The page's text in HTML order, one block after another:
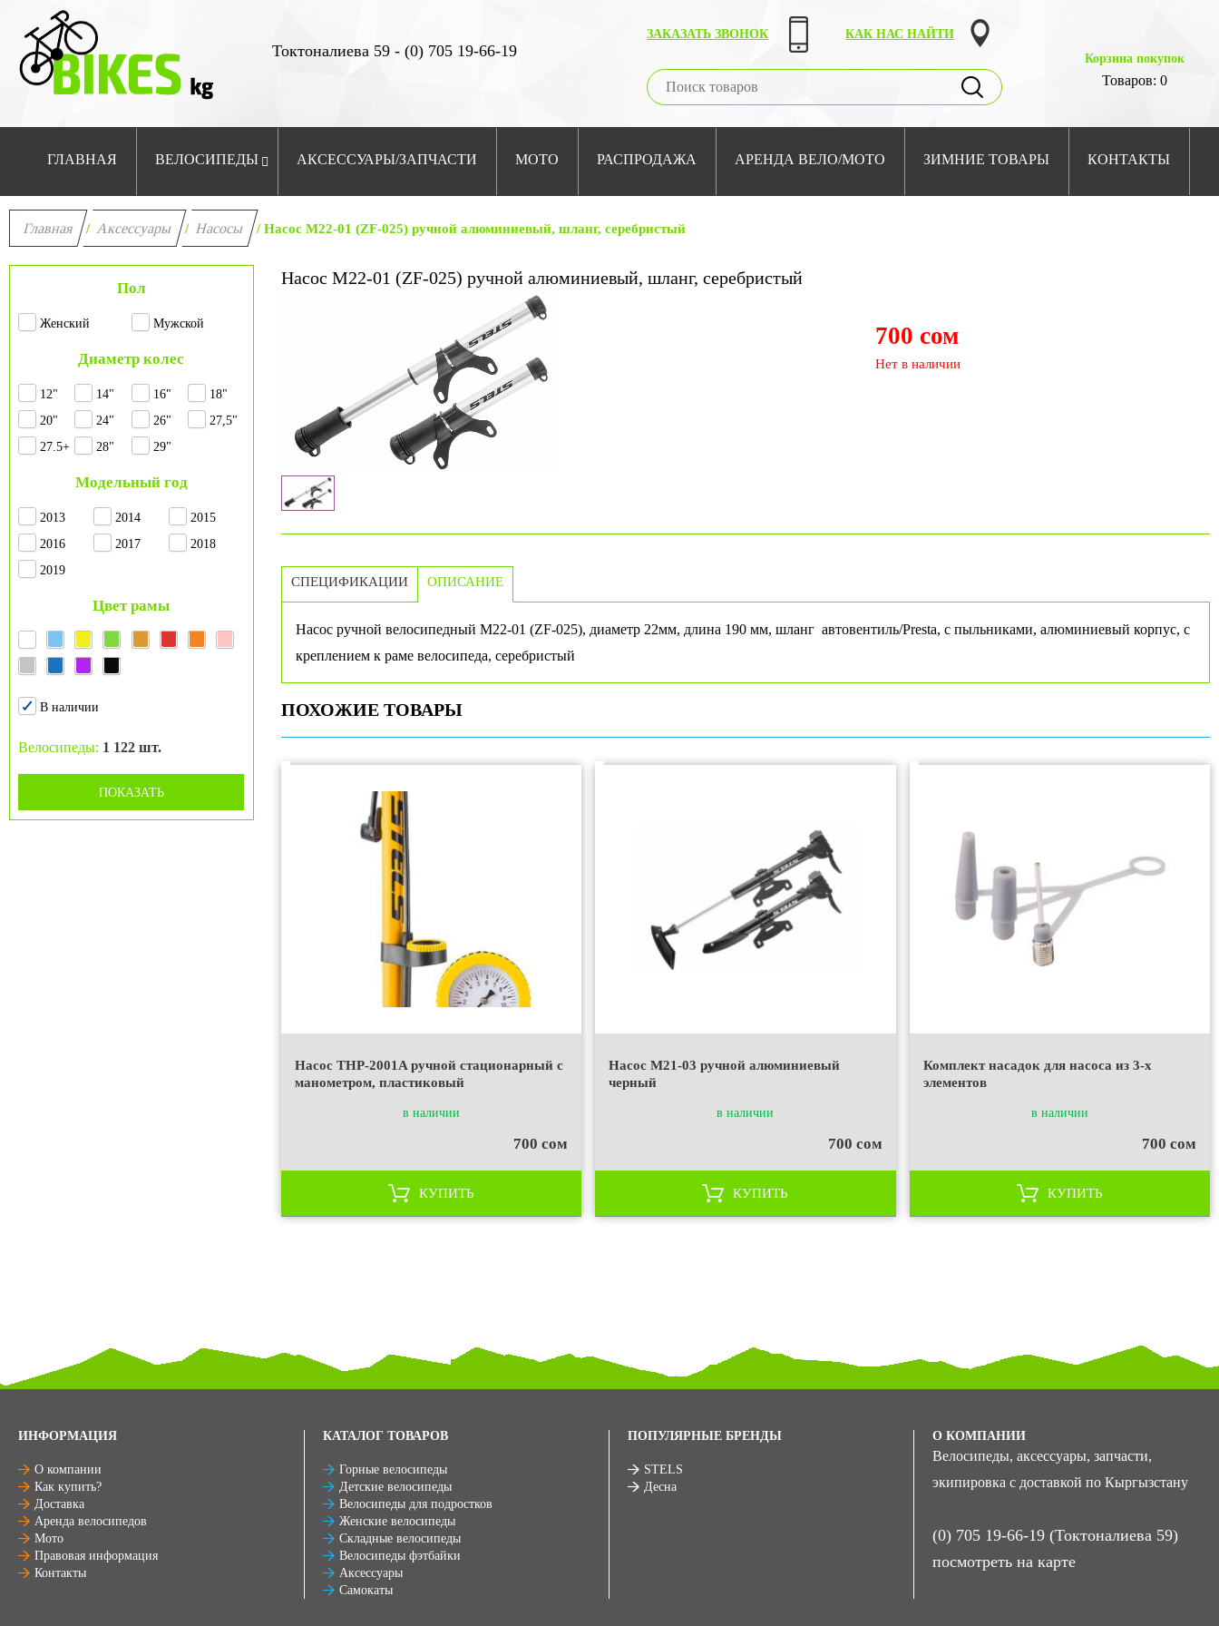
Токтоналиева 59 - (0) 705 19-66-19
ЗАКАЗАТЬ ЗВОНОК
КАК НАС НАЙТИ
Корзина покупок
Товаров: 0
ГЛАВНАЯ ВЕЛОСИПЕДЫ АКСЕССУАРЫ/ЗАПЧАСТИ МОТО РАСПРОДАЖА АРЕНДА ВЕЛО/МОТО ЗИМНИЕ ТОВАРЫ КОНТАКТЫ
Главная / Аксессуары / Насосы / Насос M22-01 (ZF-025) ручной алюминиевый, шланг, серебристый
Пол
Женский Мужской
Диаметр колес
12" 14" 16"
18"
20"
24" 26"
27,5"
27.5+
28" 29"
Модельный год
2013 2014
2015
2016
2017
2018
2019
Цвет рамы
В наличии
Велосипеды: 1 122 шт.
ПОКАЗАТЬ
Насос M22-01 (ZF-025) ручной алюминиевый, шланг, серебристый
700 сом
Нет в наличии
СПЕЦИФИКАЦИИ ОПИСАНИЕ
Насос ручной велосипедный M22-01 (ZF-025), диаметр 22мм, длина 190 мм, шланг автовентиль/Presta, с пыльниками, алюминиевый корпус, с
креплением к раме велосипеда, серебристый
ПОХОЖИЕ ТОВАРЫ
Насос THP-2001A ручной стационарный с
манометром, пластиковый
в наличии
700 сом
КУПИТЬ
Насос M21-03 ручной алюминиевый
черный
в наличии
700 сом
КУПИТЬ
Комплект насадок для насоса из 3-х
элементов
в наличии
700 сом
КУПИТЬ
ИНФОРМАЦИЯ
О компании
Как купить?
Доставка
Аренда велосипедов
Мото
Правовая информация
Контакты
КАТАЛОГ ТОВАРОВ
Горные велосипеды
Детские велосипеды
Велосипеды для подростков
Женские велосипеды
Складные велосипеды
Велосипеды фэтбайки
Аксессуары
Самокаты
ПОПУЛЯРНЫЕ БРЕНДЫ
STELS
Десна
О КОМПАНИИ
Велосипеды, аксессуары, запчасти,
экипировка с доставкой по Кыргызстану
(0) 705 19-66-19 (Токтоналиева 59)
посмотреть на карте